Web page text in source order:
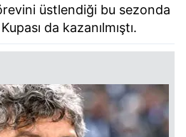
üstlendiği bu sezonda
da kazanılmıştı.